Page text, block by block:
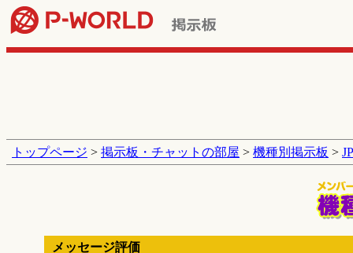
トップページ > 掲示板・チャットの部屋 > 機種別掲示板 >
メッセージ評価